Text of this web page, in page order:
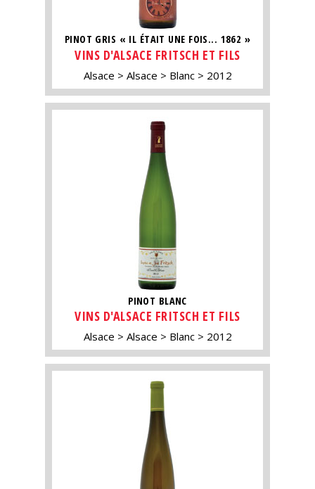
PINOT GRIS « IL ÉTAIT UNE FOIS... 1862 »
VINS D'ALSACE FRITSCH ET FILS
Alsace Alsace Blanc 2012
PINOT BLANC
VINS D'ALSACE FRITSCH ET FILS
Alsace Alsace Blanc 2012